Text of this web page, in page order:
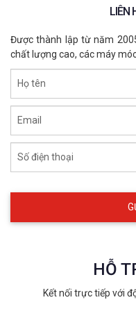
LIÊN
Được thành lập từ năm
chất lượng cao, các máy
Họ tên
Email
Số điện thoại
HỖ
Kết nối trực tiếp với